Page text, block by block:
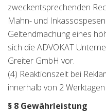
zweckentsprechenden
Mahn- und
Geltendmachung eines
sich die ADVOKAT
Greiter GmbH vor.
(4) Reaktionszeit bei
innerhalb von 2
§ 8 Gewährleistung